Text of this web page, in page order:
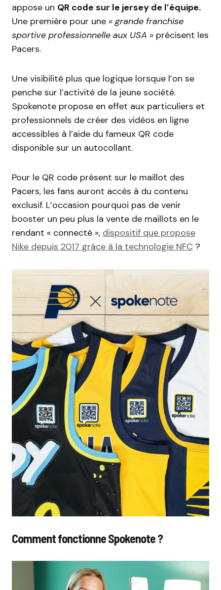
appose un QR code sur le jersey de l’équipe.
Une première pour une « grande franchise
sportive professionnelle aux USA » précisent les
Pacers.
Une visibilité plus que logique lorsque l’on se
penche sur l’activité de la jeune société.
Spokenote propose en effet aux particuliers et
professionnels de créer des vidéos en ligne
accessibles à l’aide du fameux QR code
disponible sur un autocollant.
Pour le QR code présent sur le maillot des
Pacers, les fans auront accès à du contenu
exclusif. L’occasion pourquoi pas de venir
booster un peu plus la vente de maillots en le
rendant « connecté », dispositif que propose
Nike depuis 2017 grâce à la technologie NFC ?
Comment fonctionne Spokenote ?